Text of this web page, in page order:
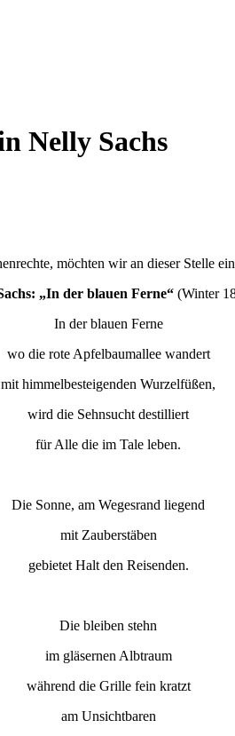
Nelly Sachs
möchten wir an dieser Stelle
„In der blauen Ferne“(Winter
In der blauen Ferne
wo die rote Apfelbaumallee wandert
mit himmelbesteigenden Wurzelfüßen,
wird die Sehnsucht destilliert
für Alle die im Tale leben.
Die Sonne, am Wegesrand liegend
mit Zauberstäben
gebietet Halt den Reisenden.
Die bleiben stehn
im gläsernen Albtraum
während die Grille fein kratzt
am Unsichtbaren